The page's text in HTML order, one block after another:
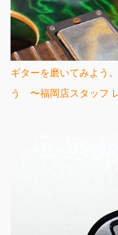
ギターを磨いてみよう
う 〜福岡店スタッフ